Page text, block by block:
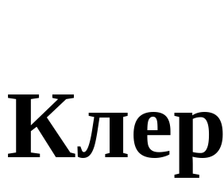
Клер